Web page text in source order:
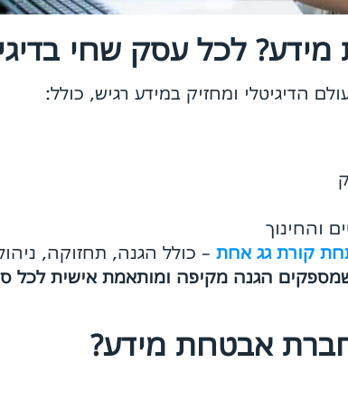
לכל עסק שחי
הדיגיטלי ומחזיק במידע רגיש, כולל:
והחינוך
קורת גג אחת – כולל הגנה, תחזוקה,
הגנה מקיפה ומותאמת אישית לכל
אבטחת מידע?